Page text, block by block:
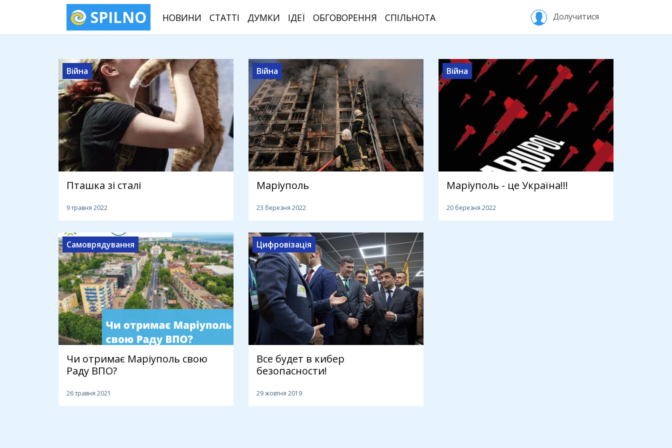
SPILNO НОВИНИ СТАТТІ ДУМКИ ІДЕЇ ОБГОВОРЕННЯ СПІЛЬНОТА Долучитися
Війна
Пташка зі сталі
9 травня 2022
Війна
Маріуполь
23 березня 2022
Війна
Маріуполь - це Україна!!!
20 березня 2022
Самоврядування
Чи отримає Маріуполь свою
Раду ВПО?
26 травня 2021
Цифровізація
Все будет в кибер
безопасности!
29 жовтня 2019